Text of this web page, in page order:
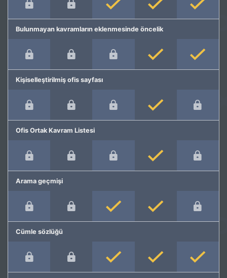
Bulunmayan kavramların eklenmesinde öncelik
Kişiselleştirilmiş ofis sayfası
Ofis Ortak Kavram Listesi
Arama geçmişi
Cümle sözlüğü